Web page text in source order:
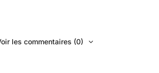
les commentaires (0)